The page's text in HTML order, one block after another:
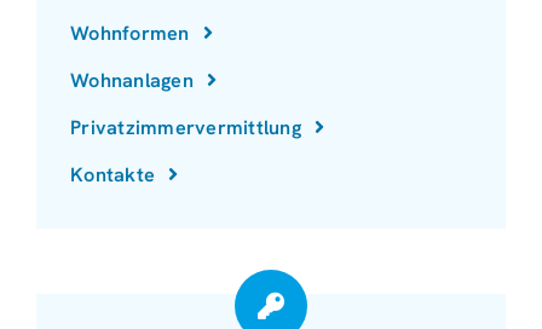
Wohnformen
Wohnanlagen
Privatzimmervermittlung
Kontakte